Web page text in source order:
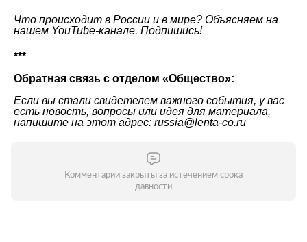
Что происходит в России и в мире? Объясняем на
нашем YouTube-канале. Подпишись!
***
Обратная связь с отделом «Общество»:
Если вы стали свидетелем важного события, у вас
есть новость, вопросы или идея для материала,
напишите на этот адрес: russia@lenta-co.ru
Комментарии закрыты за истечением срока
давности